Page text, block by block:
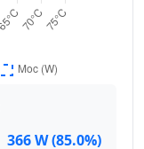
366 W (85.0%)